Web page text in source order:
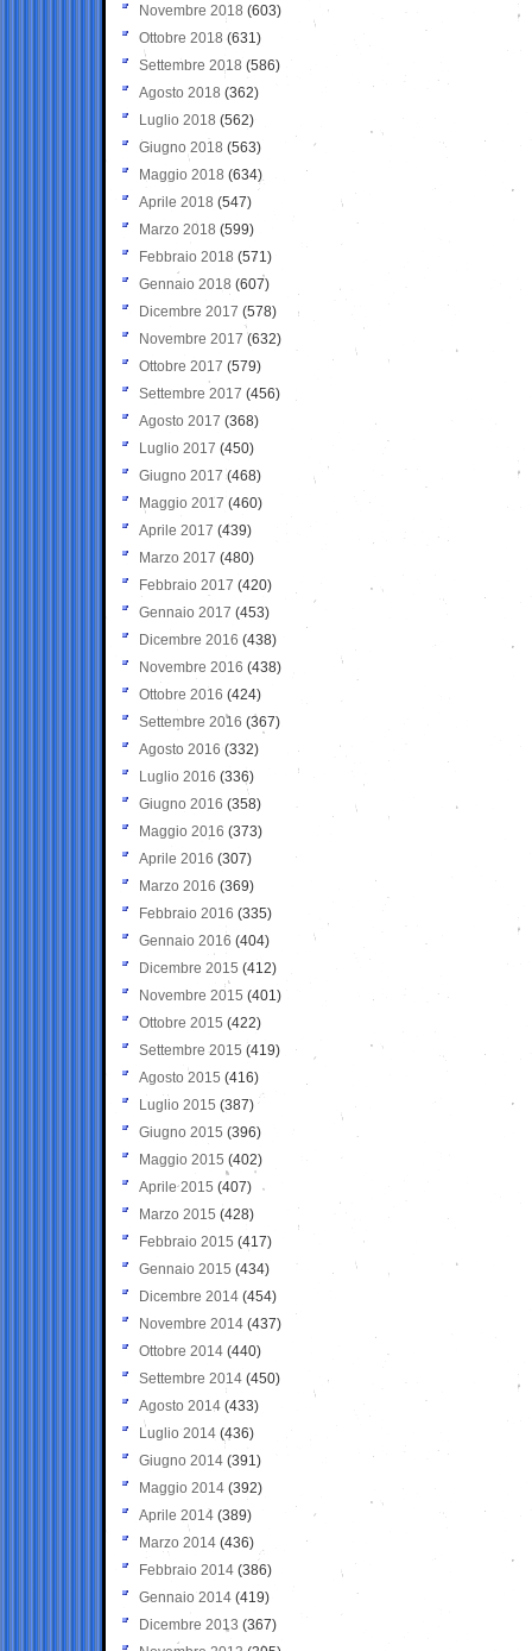
Novembre 2018 (603)
Ottobre 2018 (631)
Settembre 2018 (586)
Agosto 2018 (362)
Luglio 2018 (562)
Giugno 2018 (563)
Maggio 2018 (634)
Aprile 2018 (547)
Marzo 2018 (599)
Febbraio 2018 (571)
Gennaio 2018 (607)
Dicembre 2017 (578)
Novembre 2017 (632)
Ottobre 2017 (579)
Settembre 2017 (456)
Agosto 2017 (368)
Luglio 2017 (450)
Giugno 2017 (468)
Maggio 2017 (460)
Aprile 2017 (439)
Marzo 2017 (480)
Febbraio 2017 (420)
Gennaio 2017 (453)
Dicembre 2016 (438)
Novembre 2016 (438)
Ottobre 2016 (424)
Settembre 2016 (367)
Agosto 2016 (332)
Luglio 2016 (336)
Giugno 2016 (358)
Maggio 2016 (373)
Aprile 2016 (307)
Marzo 2016 (369)
Febbraio 2016 (335)
Gennaio 2016 (404)
Dicembre 2015 (412)
Novembre 2015 (401)
Ottobre 2015 (422)
Settembre 2015 (419)
Agosto 2015 (416)
Luglio 2015 (387)
Giugno 2015 (396)
Maggio 2015 (402)
Aprile 2015 (407)
Marzo 2015 (428)
Febbraio 2015 (417)
Gennaio 2015 (434)
Dicembre 2014 (454)
Novembre 2014 (437)
Ottobre 2014 (440)
Settembre 2014 (450)
Agosto 2014 (433)
Luglio 2014 (436)
Giugno 2014 (391)
Maggio 2014 (392)
Aprile 2014 (389)
Marzo 2014 (436)
Febbraio 2014 (386)
Gennaio 2014 (419)
Dicembre 2013 (367)